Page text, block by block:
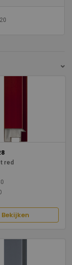
20
red
Bekijken